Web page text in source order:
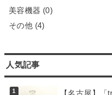
美容機器 (0)
その他 (4)
人気記事
【名古屋】